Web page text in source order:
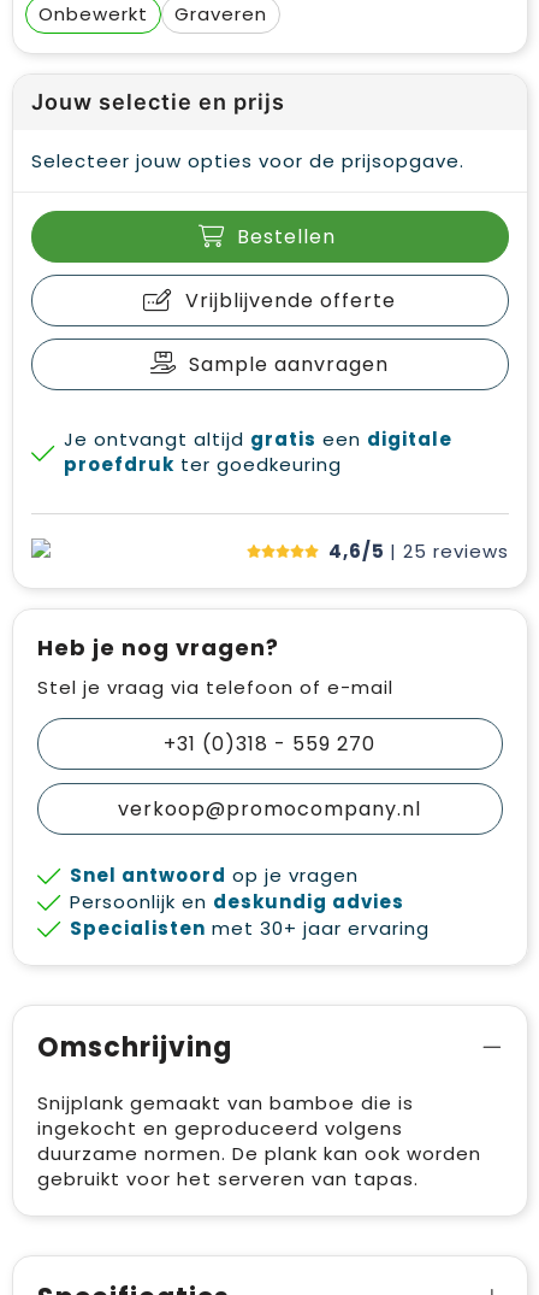
Onbewerkt
Graveren
Jouw selectie en prijs
Selecteer jouw opties voor de prijsopgave.
Bestellen
Vrijblijvende offerte
Sample aanvragen
Je ontvangt altijd gratis een digitale
proefdruk ter goedkeuring
4,6/5 | 25 reviews
Heb je nog vragen?
Stel je vraag via telefoon of e-mail
+31 (0)318 - 559 270
verkoop@promocompany.nl
Snel antwoord op je vragen
Persoonlijk en deskundig advies
Specialisten met 30+ jaar ervaring
Omschrijving
Snijplank gemaakt van bamboe die is
ingekocht en geproduceerd volgens
duurzame normen. De plank kan ook worden
gebruikt voor het serveren van tapas.